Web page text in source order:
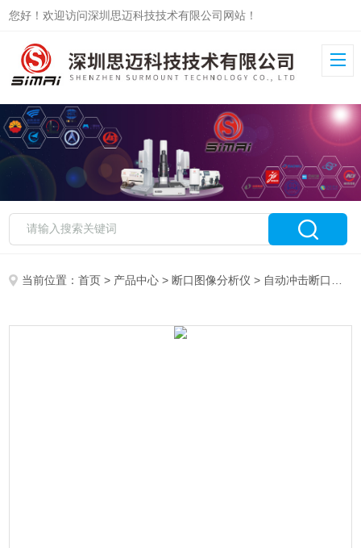
您好！欢迎访问深圳思迈科技技术有限公司网站！
当前位置：首页 > 产品中心 > 断口图像分析仪 > 自动冲击断口图像分析仪